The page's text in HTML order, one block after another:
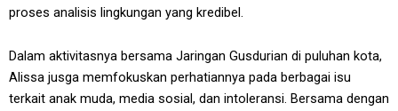
proses analisis lingkungan yang kredibel.
Dalam aktivitasnya bersama Jaringan Gusdurian di puluhan kota,
Alissa jusga memfokuskan perhatiannya pada berbagai isu
terkait anak muda, media sosial, dan intoleransi. Bersama dengan